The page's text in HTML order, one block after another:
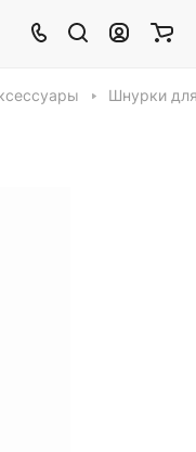
Шнурки